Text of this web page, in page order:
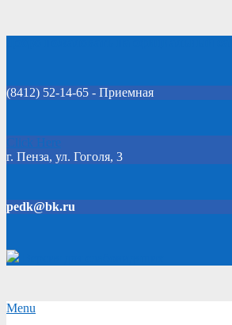
(8412) 52-14-65 - Приемная
Click Here
г. Пенза, ул. Гоголя, 3
pedk@bk.ru
Secondary
Menu